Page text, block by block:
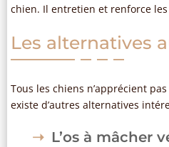
chien. Il entretien et renforce
Les alternatives
Tous les chiens n’apprécient
existe d’autres alternatives
L’os à mâcher